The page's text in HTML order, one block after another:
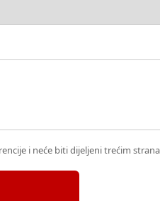
i neće biti dijeljeni trećim